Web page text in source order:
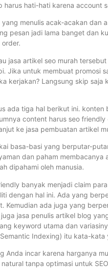
hati-hati karena account
menulis acak-acakan dan
pesan jadi lama banget dan
jasa artikel seo murah
Jika untuk membuat promosi
kerjakan? Langsung skip saja
ada tiga hal berikut ini.
content harus seo
ke jasa pembuatan artikel
basa-basi yang berputar-
dan paham
dipahami oleh manusia.
banyak menjadi claim
dengan hal ini. Ada yang
Kemudian ada juga yang
jasa penulis artikel blog
keyword utama dan
Indexing) itu kata-
Anda incar karena harganya
tanpa optimasi untuk